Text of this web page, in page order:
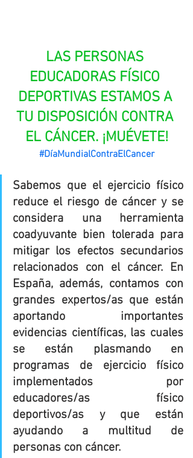
LAS PERSONAS
EDUCADORAS FÍSICO
DEPORTIVAS ESTAMOS A
TU DISPOSICIÓN CONTRA
EL CÁNCER. ¡MUÉVETE!
#DíaMundialContraElCancer
Sabemos que el ejercicio físico
reduce el riesgo de cáncer y se
considera una herramienta
coadyuvante bien tolerada para
mitigar los efectos secundarios
relacionados con el cáncer. En
España, además, contamos con
grandes expertos/as que están
aportando importantes
evidencias científicas, las cuales
se están plasmando en
programas de ejercicio físico
implementados por
educadores/as físico
deportivos/as y que están
ayudando a multitud de
personas con cáncer.